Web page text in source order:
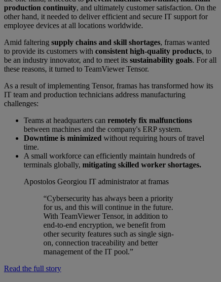
production continuity, and ultimately customer satisfaction. On the
other hand, it needed to deliver efficient and secure IT support for
employee devices at all locations worldwide.
Amid faltering supply chains and skill shortages, framas wanted
to provide its customers with consistent high-quality products, to
be an industry innovator, and to meet its sustainability goals. For all
these reasons, it turned to TeamViewer Tensor.
As a result of implementing Tensor, framas has transformed how its
IT team and production technicians address manufacturing
challenges:
Teams at headquarters can remotely fix malfunctions
between machines and the company's ERP system.
Downtime is minimized without requiring hours of travel
time.
A small workforce can efficiently maintain hundreds of
terminals globally, mitigating skilled worker shortages.
Apostolos Georgiou IT administrator at framas
“Cybersecurity has always been a priority
for us, and this will continue in the future.
With TeamViewer Tensor, in addition to
end-to-end encryption, we benefit from
other security features such as single sign-
on, connection traceability and better
management of the IT pool.”
Read the full story